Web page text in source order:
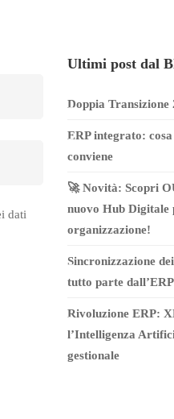
dati
Ultimi post dal
Doppia Transizione
ERP integrato:
conviene
🚀 Novità: Scopri
nuovo Hub Digitale
organizzazione!
Sincronizzazione
tutto parte dall’ERP
Rivoluzione ERP:
l’Intelligenza
gestionale